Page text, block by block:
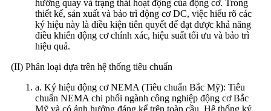
hướng quay và trạng thái hoạt động của động cơ. Trong
thiết kế, sản xuất và bảo trì động cơ DC, việc hiểu rõ các
ký hiệu này là điều kiện tiên quyết để đạt được khả năng
điều khiển động cơ chính xác, hiệu suất tối ưu và bảo trì
hiệu quả.
(II) Phân loại dựa trên hệ thống tiêu chuẩn
a. Ký hiệu động cơ NEMA (Tiêu chuẩn Bắc Mỹ): Tiêu
chuẩn NEMA chi phối ngành công nghiệp động cơ Bắc
Mỹ và có ảnh hưởng đáng kể trên toàn cầu. Hệ thống ký